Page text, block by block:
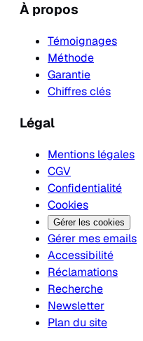
À propos
Témoignages
Méthode
Garantie
Chiffres clés
Légal
Mentions légales
CGV
Confidentialité
Cookies
Gérer les cookies
Gérer mes emails
Accessibilité
Réclamations
Recherche
Newsletter
Plan du site